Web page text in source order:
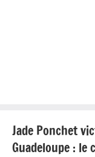
Jade Ponchet
Guadeloupe : le